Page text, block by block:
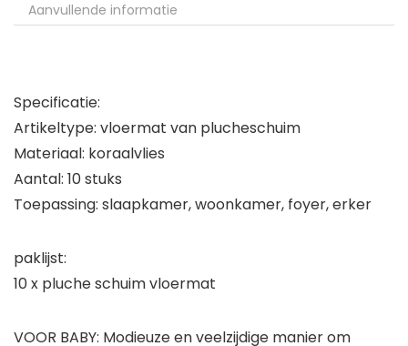
Aanvullende informatie
Specificatie:
Artikeltype: vloermat van plucheschuim
Materiaal: koraalvlies
Aantal: 10 stuks
Toepassing: slaapkamer, woonkamer, foyer, erker
paklijst:
10 x pluche schuim vloermat
VOOR BABY: Modieuze en veelzijdige manier om